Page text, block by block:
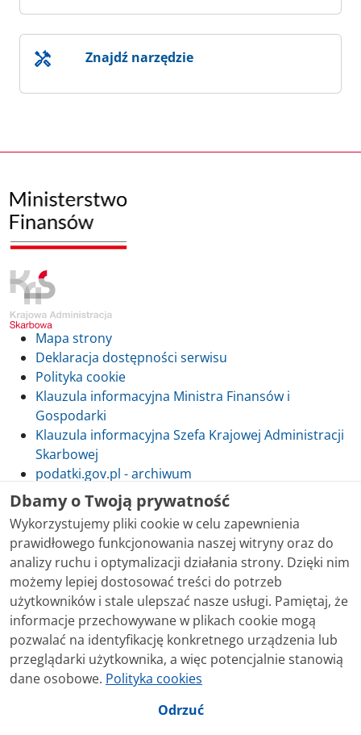
Znajdź narzędzie
Mapa strony
Deklaracja dostępności serwisu
Polityka cookie
Klauzula informacyjna Ministra Finansów i
Gospodarki
Klauzula informacyjna Szefa Krajowej Administracji
Skarbowej
podatki.gov.pl - archiwum
Skontaktuj się z nami
Treści zamieszczone w serwisie udostępniamy
bezpłatnie. Korzystanie z treści opublikowanych w
serwisie podatki.gov.pl, niezależnie od celu i sposobu
korzystania, nie wymaga zgody Ministerstwa Finansów.
Treści znaczone w serwisie jako treści będące
przedmiotem praw autorskich, o ile nie jest to
stwierdzone inaczej, są udostępniane na licencji
Dbamy o Twoją prywatność
Wykorzystujemy pliki cookie w celu zapewnienia
prawidłowego funkcjonowania naszej witryny oraz do
analizy ruchu i optymalizacji działania strony. Dzięki nim
możemy lepiej dostosować treści do potrzeb
użytkowników i stale ulepszać nasze usługi. Pamiętaj, że
informacje przechowywane w plikach cookie mogą
pozwalać na identyfikację konkretnego urządzenia lub
przeglądarki użytkownika, a więc potencjalnie stanowią
dane osobowe. Polityka cookies
Odrzuć